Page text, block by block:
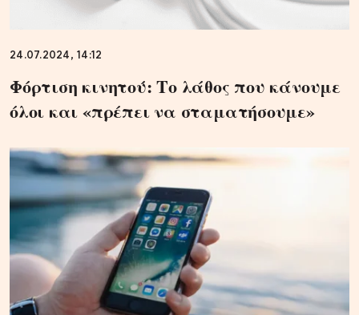
24.07.2024, 14:12
Φόρτιση κινητού: Το λάθος που κάνουμε
όλοι και «πρέπει να σταματήσουμε»